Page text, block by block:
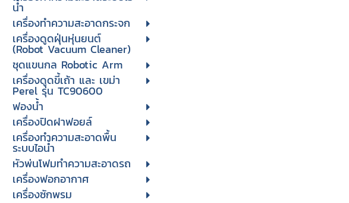
น้ำ
เครื่องทำความสะอาดกระจก
เครื่องดูดฝุ่นหุ่นยนต์
(Robot Vacuum Cleaner)
ชุดแขนกล Robotic Arm
เครื่องดูดขี้เถ้า และ เขม่า
Perel รุ่น TC90600
ฟองน้ำ
เครื่องปิดฝาฟอยล์
เครื่องทำความสะอาดพื้น
ระบบไอน้ำ
หัวพ่นโฟมทำความสะอาดรถ
เครื่องฟอกอากาศ
เครื่องซักพรม